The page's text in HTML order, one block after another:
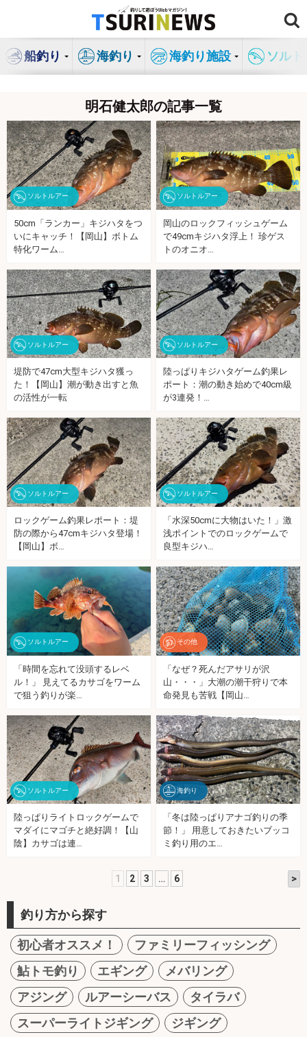
ン
キ
ッ
プ
船釣り 海釣り 海釣り施設 ソル
明石健太郎の記事一覧
ソルトルアー
50cm「ランカー」キジハタをつ
いにキャッチ！【岡山】ボトム
特化ワーム…
ソルトルアー
岡山のロックフィッシュゲーム
で49cmキジハタ浮上！ 珍ゲス
トのオニオ…
ソルトルアー
堤防で47cm大型キジハタ獲っ
た！【岡山】潮が動き出すと魚
の活性が一転
ソルトルアー
陸っぱりキジハタゲーム釣果レ
ポート：潮の動き始めで40cm級
が3連発！…
ソルトルアー
ロックゲーム釣果レポート：堤
防の際から47cmキジハタ登場！
【岡山】ボ…
ソルトルアー
「水深50cmに大物はいた！」激
浅ポイントでのロックゲームで
良型キジハ…
ソルトルアー
「時間を忘れて没頭するレベ
ル！」 見えてるカサゴをワーム
で狙う釣りが楽…
その他
「なぜ？死んだアサリが沢
山・・・」大潮の潮干狩りで本
命発見も苦戦【岡山…
ソルトルアー
陸っぱりライトロックゲームで
マダイにマゴチと絶好調！【山
陰】カサゴは連…
海釣り
「冬は陸っぱりアナゴ釣りの季
節！」 用意しておきたいブッコ
ミ釣り用のエ…
1 2 3 … 6 >
釣り方から探す
初心者オススメ！
ファミリーフィッシング
鮎トモ釣り
エギング
メバリング
アジング
ルアーシーバス
タイラバ
スーパーライトジギング
ジギング